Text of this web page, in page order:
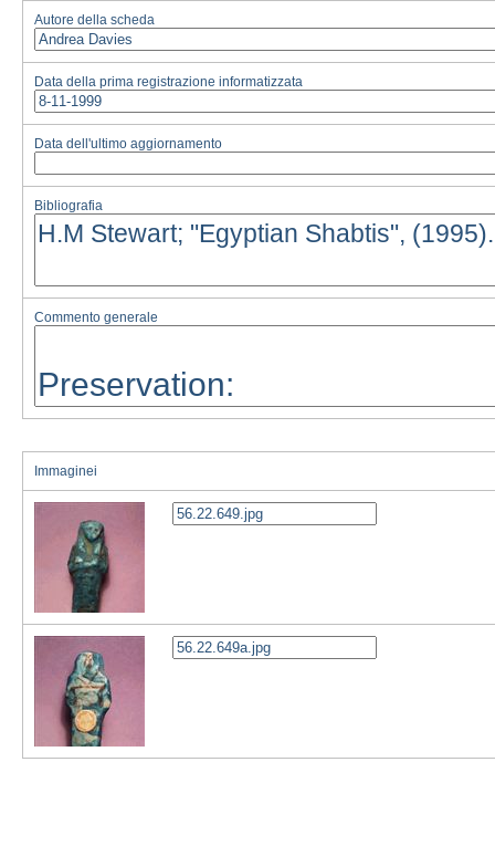
Autore della scheda
Data della prima registrazione informatizzata
Data dell'ultimo aggiornamento
Bibliografia
Commento generale
Immaginei